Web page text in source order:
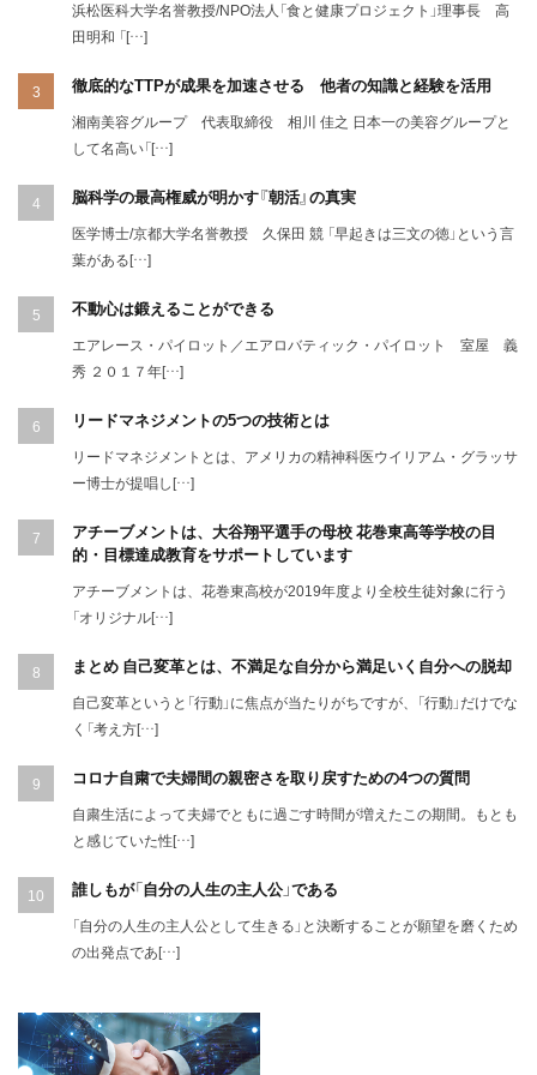
浜松医科大学名誉教授/NPO法人「食と健康プロジェクト」理事長 高
田明和 「[…]
徹底的なTTPが成果を加速させる 他者の知識と経験を活用
湘南美容グループ 代表取締役 相川 佳之 日本一の美容グループと
して名高い「[…]
脳科学の最高権威が明かす『朝活』の真実
医学博士/京都大学名誉教授 久保田 競 「早起きは三文の徳」という言
葉がある[…]
不動心は鍛えることができる
エアレース・パイロット／エアロバティック・パイロット 室屋 義
秀 ２０１７年[…]
リードマネジメントの5つの技術とは
リードマネジメントとは、アメリカの精神科医ウイリアム・グラッサ
ー博士が提唱し[…]
アチーブメントは、大谷翔平選手の母校 花巻東高等学校の目
的・目標達成教育をサポートしています
アチーブメントは、花巻東高校が2019年度より全校生徒対象に行う
「オリジナル[…]
まとめ 自己変革とは、不満足な自分から満足いく自分への脱却
自己変革というと「行動」に焦点が当たりがちですが、「行動」だけでな
く「考え方[…]
コロナ自粛で夫婦間の親密さを取り戻すための4つの質問
自粛生活によって夫婦でともに過ごす時間が増えたこの期間。もとも
と感じていた性[…]
誰しもが「自分の人生の主人公」である
「自分の人生の主人公として生きる」と決断することが願望を磨くため
の出発点であ[…]